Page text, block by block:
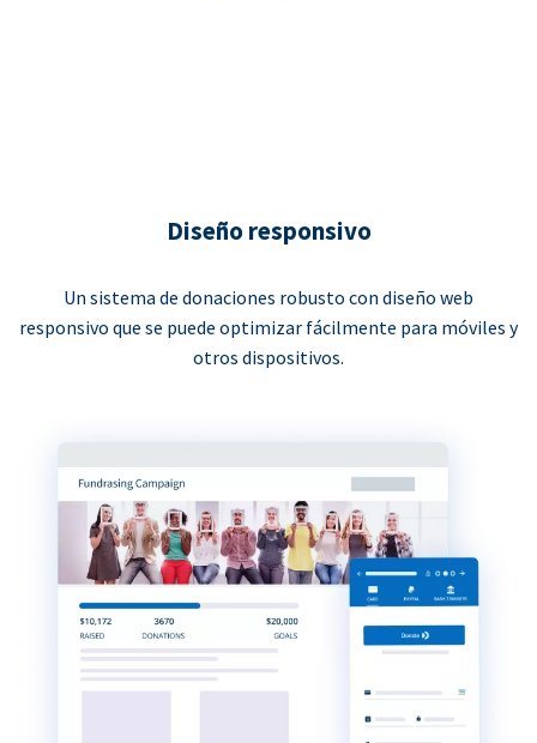
Diseño responsivo
Un sistema de donaciones robusto con diseño web
responsivo que se puede optimizar fácilmente para móviles y
otros dispositivos.